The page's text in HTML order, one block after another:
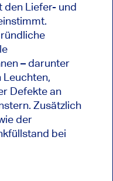
den Liefer- und
– darunter
Leuchten,
Defekte an
Zusätzlich
der
bei